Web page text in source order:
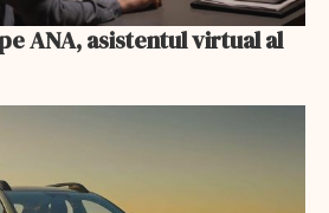
ANA, asistentul virtual al